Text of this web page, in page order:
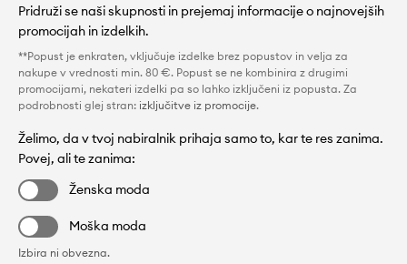
Pridruži se naši skupnosti in prejemaj informacije o najnovejših
promocijah in izdelkih.
**Popust je enkraten, vključuje izdelke brez popustov in velja za
nakupe v vrednosti min. 80 €. Popust se ne kombinira z drugimi
promocijami, nekateri izdelki pa so lahko izključeni iz popusta. Za
podrobnosti glej stran: izključitve iz promocije.
Želimo, da v tvoj nabiralnik prihaja samo to, kar te res zanima.
Povej, ali te zanima:
Ženska moda
Moška moda
Izbira ni obvezna.